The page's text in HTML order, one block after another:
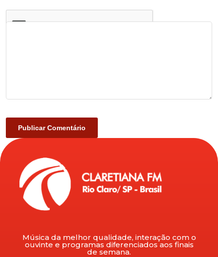
Música da melhor qualidade, interação com o
ouvinte e programas diferenciados aos finais
de semana.